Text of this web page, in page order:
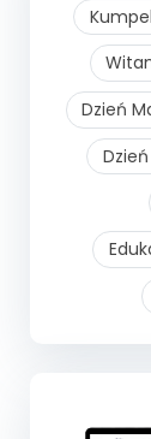
Dzień